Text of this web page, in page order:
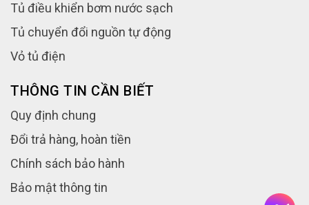
Tủ điều khiển bơm nước sạch
Tủ chuyển đổi nguồn tự động
Vỏ tủ điện
THÔNG TIN CẦN BIẾT
Quy định chung
Đổi trả hàng, hoàn tiền
Chính sách bảo hành
Bảo mật thông tin